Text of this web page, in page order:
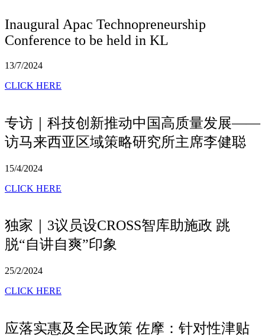
Inaugural Apac Technopreneurship
Conference to be held in KL
13/7/2024
CLICK HERE
专访｜科技创新推动中国高质量发展——
访马来西亚区域策略研究所主席李健聪
15/4/2024
CLICK HERE
独家｜3议员设CROSS智库助施政 跳
脱“自讲自爽”印象
25/2/2024
CLICK HERE
应落实惠及全民政策 佐摩：针对性津贴